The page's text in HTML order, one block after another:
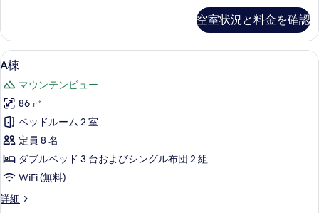
す
る
べ
て
の
写
真
を
表
示
す
る
Room
C
の
細
空室状況と料金を確認
A
棟
の
す
べ
て
の
写
真
47
A棟
マウンテンビュー
86 ㎡
ベッドルーム 2 室
定員 8 名
ダブルベッド 3 台およびシングル布団 2 組
WiFi (無料)
詳細
A